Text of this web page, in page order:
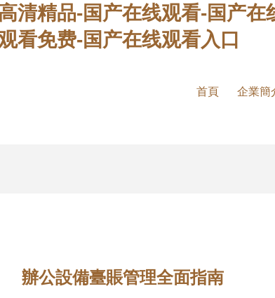
清精品-国产在线观看-国产
看免费-国产在线观看入口
首頁 企業簡
辦公設備臺賬管理全面指南